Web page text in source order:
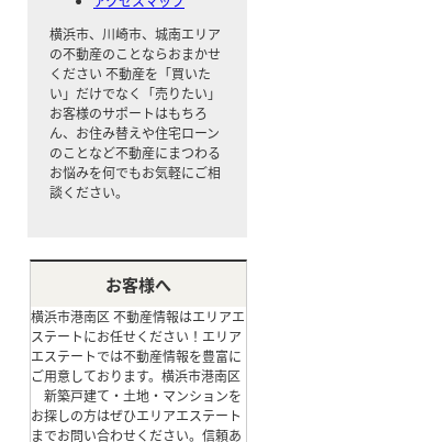
横浜市、川崎市、城南エリア
の不動産のことならおまかせ
ください 不動産を「買いた
い」だけでなく「売りたい」
お客様のサポートはもちろ
ん、お住み替えや住宅ローン
のことなど不動産にまつわる
お悩みを何でもお気軽にご相
談ください。
お客様へ
横浜市港南区 不動産情報はエリアエ
ステートにお任せください！エリア
エステートでは不動産情報を豊富に
ご用意しております。横浜市港南区
新築戸建て・土地・マンションを
お探しの方はぜひエリアエステート
までお問い合わせください。信頼あ